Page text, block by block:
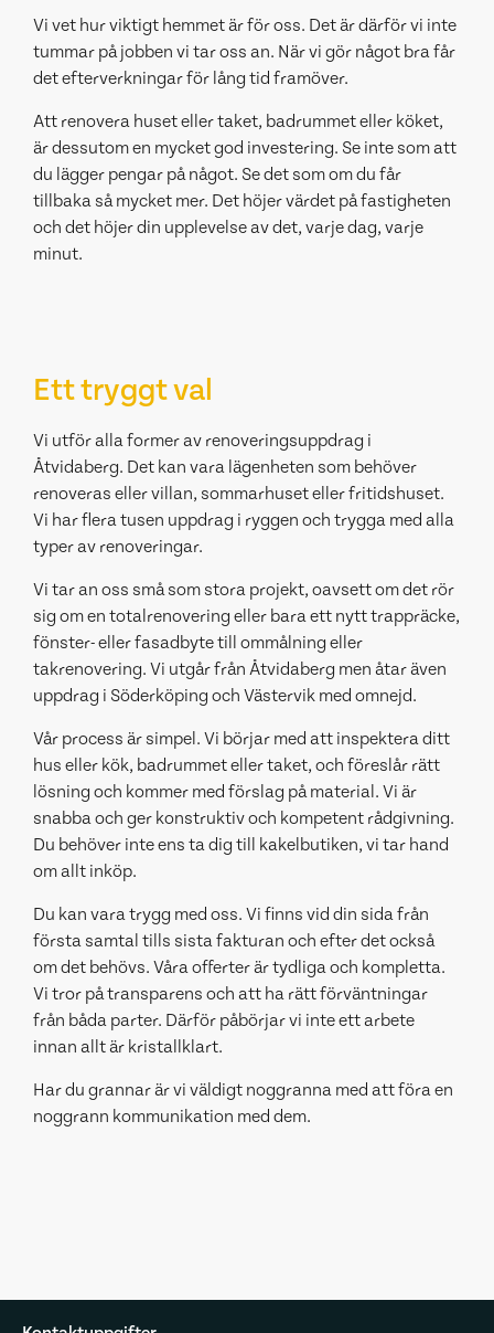
Vi vet hur viktigt hemmet är för oss. Det är därför vi inte
tummar på jobben vi tar oss an. När vi gör något bra får
det efterverkningar för lång tid framöver.
Att renovera huset eller taket, badrummet eller köket,
är dessutom en mycket god investering. Se inte som att
du lägger pengar på något. Se det som om du får
tillbaka så mycket mer. Det höjer värdet på fastigheten
och det höjer din upplevelse av det, varje dag, varje
minut.
Ett tryggt val
Vi utför alla former av renoveringsuppdrag i
Åtvidaberg. Det kan vara lägenheten som behöver
renoveras eller villan, sommarhuset eller fritidshuset.
Vi har flera tusen uppdrag i ryggen och trygga med alla
typer av renoveringar.
Vi tar an oss små som stora projekt, oavsett om det rör
sig om en totalrenovering eller bara ett nytt trappräcke,
fönster- eller fasadbyte till ommålning eller
takrenovering. Vi utgår från Åtvidaberg men åtar även
uppdrag i Söderköping och Västervik med omnejd.
Vår process är simpel. Vi börjar med att inspektera ditt
hus eller kök, badrummet eller taket, och föreslår rätt
lösning och kommer med förslag på material. Vi är
snabba och ger konstruktiv och kompetent rådgivning.
Du behöver inte ens ta dig till kakelbutiken, vi tar hand
om allt inköp.
Du kan vara trygg med oss. Vi finns vid din sida från
första samtal tills sista fakturan och efter det också
om det behövs. Våra offerter är tydliga och kompletta.
Vi tror på transparens och att ha rätt förväntningar
från båda parter. Därför påbörjar vi inte ett arbete
innan allt är kristallklart.
Har du grannar är vi väldigt noggranna med att föra en
noggrann kommunikation med dem.